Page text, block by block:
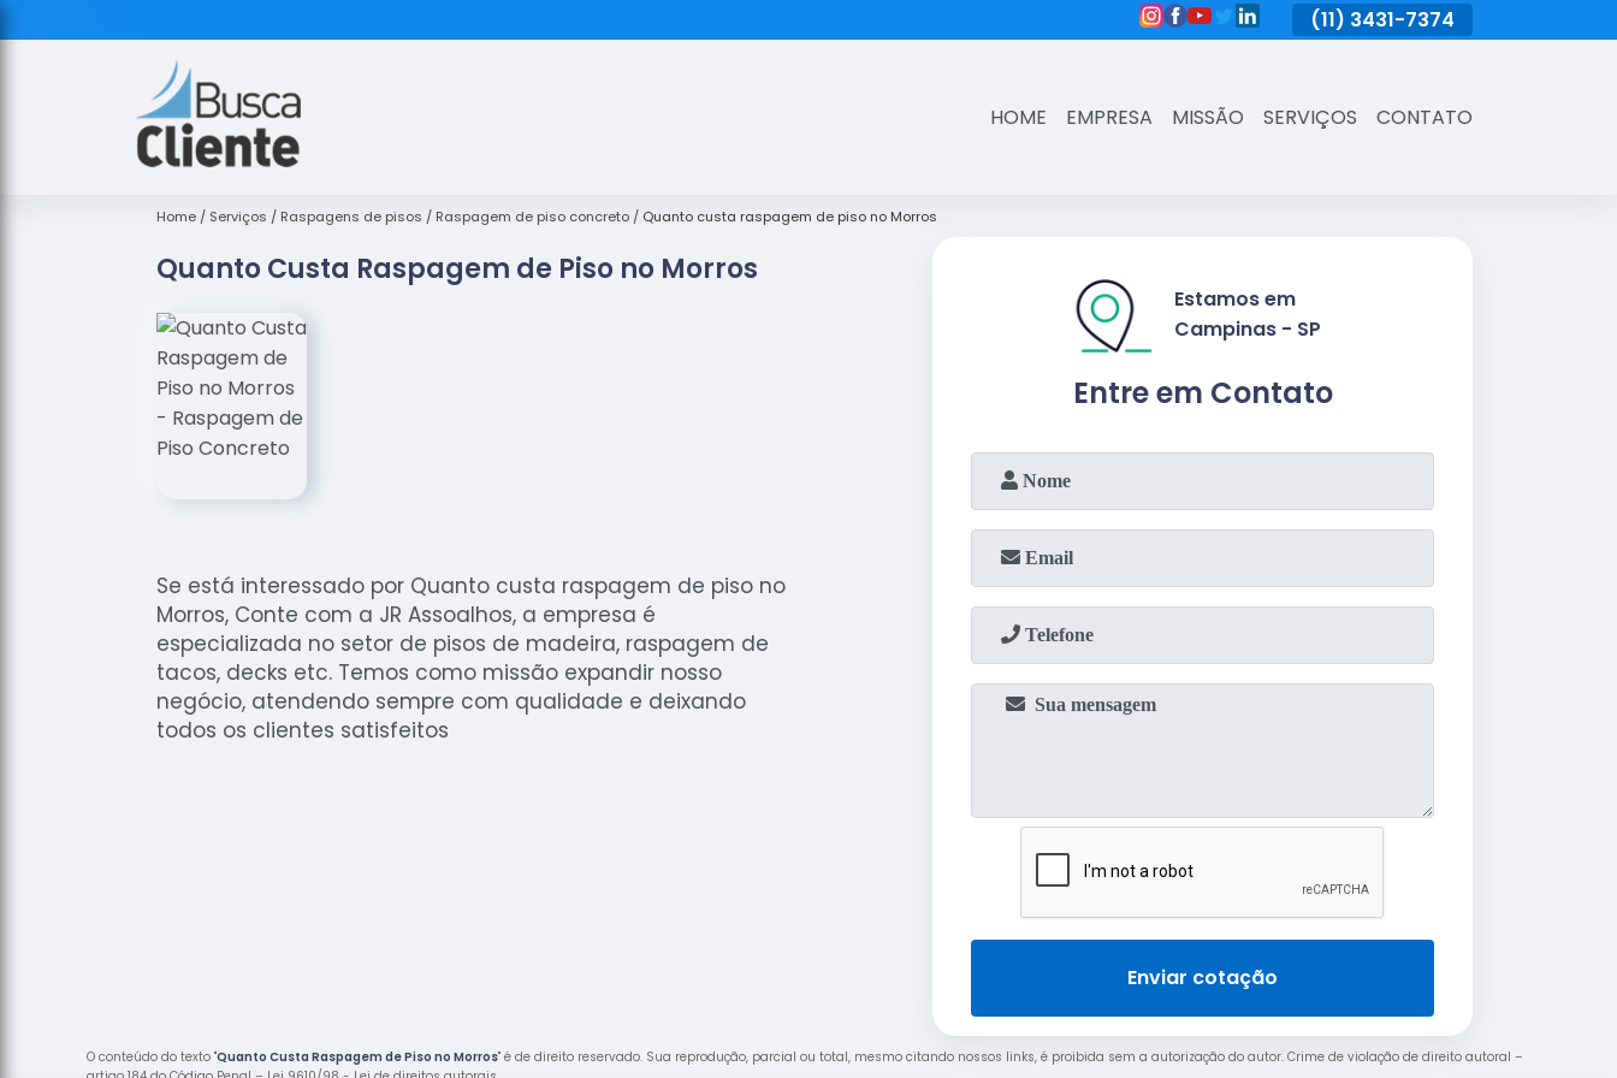
3431-7374 (11) 3431-7374
HOME EMPRESA MISSÃO SERVIÇOS CONTATO
Home Serviços Raspagens de pisos Raspagem de piso concreto Quanto custa raspagem de piso no Morros
Quanto Custa Raspagem de Piso no Morros
Se está interessado por Quanto custa raspagem de piso no
Morros, Conte com a JR Assoalhos, a empresa é
especializada no setor de pisos de madeira, raspagem de
tacos, decks etc. Temos como missão expandir nosso
negócio, atendendo sempre com qualidade e deixando
todos os clientes satisfeitos
Entre em Contato
Estamos em
Campinas - SP
Enviar cotação
O conteúdo do texto "Quanto Custa Raspagem de Piso no Morros" é de direito reservado. Sua reprodução, parcial ou total, mesmo citando nossos links, é proibida sem a autorização do autor. Crime de violação de direito autoral –